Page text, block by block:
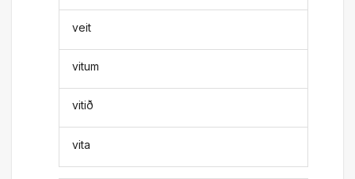
veit
vitum
vitið
vita